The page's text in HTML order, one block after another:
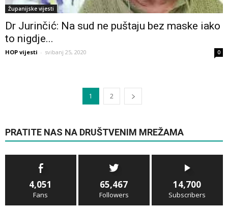
Županijske vijesti
Dr Jurinčić: Na sud ne puštaju bez maske iako
to nigdje...
HOP vijesti - svibanj 25, 2020 0
1 2
PRATITE NAS NA DRUŠTVENIM MREŽAMA
4,051
Fans
65,467
Followers
14,700
Subscribers